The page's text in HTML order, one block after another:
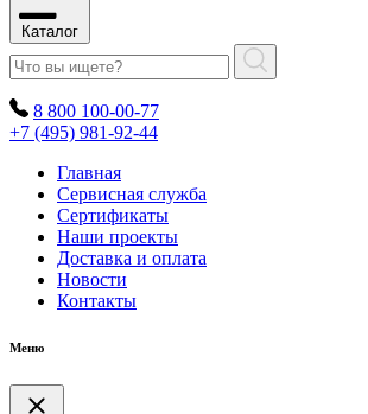
Каталог
8 800 100-00-77
+7 (495) 981-92-44
Главная
Сервисная служба
Сертификаты
Наши проекты
Доставка и оплата
Новости
Контакты
Меню